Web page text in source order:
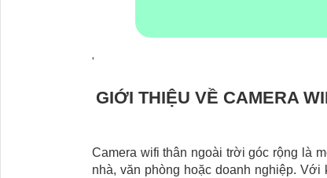
'
GIỚI THIỆU VỀ CAMERA
Camera wifi thân ngoài trời góc rộng là
nhà, văn phòng hoặc doanh nghiệp.